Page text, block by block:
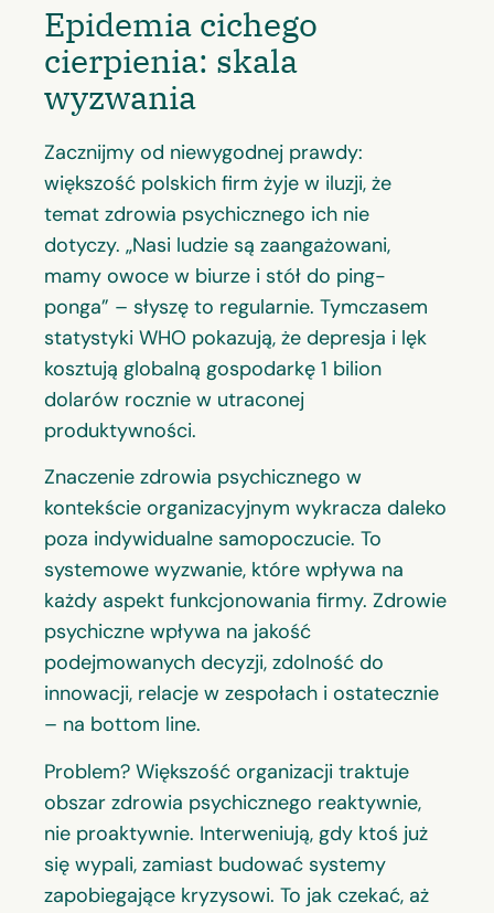
Epidemia cichego
cierpienia: skala
wyzwania
Zacznijmy od niewygodnej prawdy:
większość polskich firm żyje w iluzji, że
temat zdrowia psychicznego ich nie
dotyczy. „Nasi ludzie są zaangażowani,
mamy owoce w biurze i stół do ping-
ponga” – słyszę to regularnie. Tymczasem
statystyki WHO pokazują, że depresja i lęk
kosztują globalną gospodarkę 1 bilion
dolarów rocznie w utraconej
produktywności.
Znaczenie zdrowia psychicznego w
kontekście organizacyjnym wykracza daleko
poza indywidualne samopoczucie. To
systemowe wyzwanie, które wpływa na
każdy aspekt funkcjonowania firmy. Zdrowie
psychiczne wpływa na jakość
podejmowanych decyzji, zdolność do
innowacji, relacje w zespołach i ostatecznie
– na bottom line.
Problem? Większość organizacji traktuje
obszar zdrowia psychicznego reaktywnie,
nie proaktywnie. Interweniują, gdy ktoś już
się wypali, zamiast budować systemy
zapobiegające kryzysowi. To jak czekać, aż